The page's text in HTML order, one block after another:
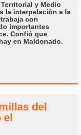
y Medio
la interpelación a la
con
importantes
Confió que
en Maldonado.
del
el